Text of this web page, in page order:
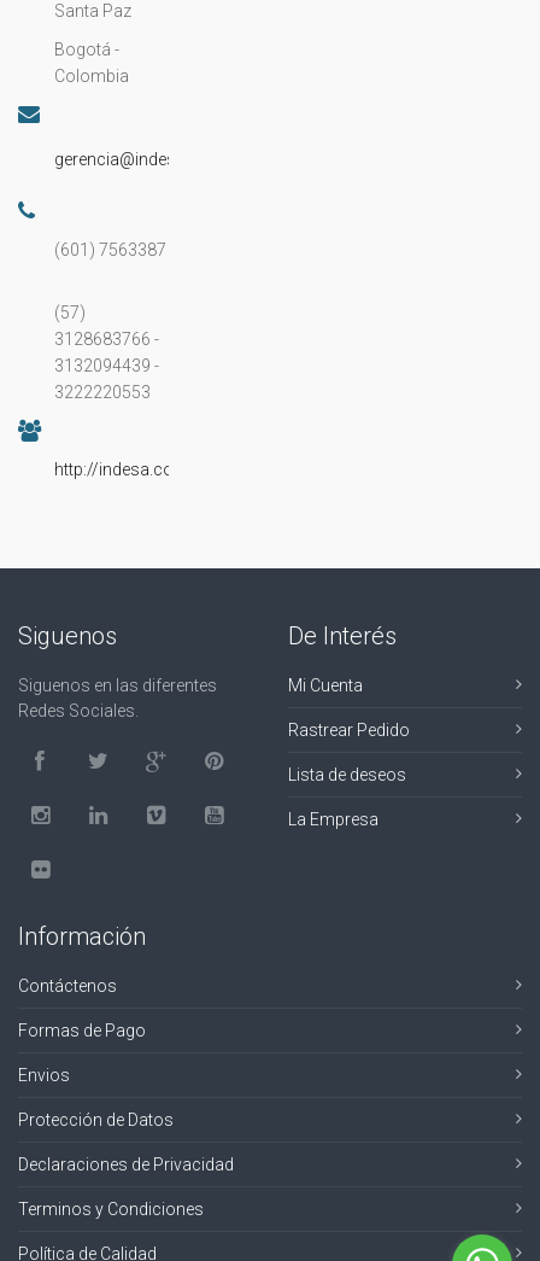
Santa Paz
Bogotá -
Colombia
gerencia@indesa.com.co
(601) 7563387
(57)
3128683766 -
3132094439 -
3222220553
http://indesa.com.co
Siguenos
Siguenos en las diferentes
Redes Sociales.
De Interés
Mi Cuenta
Rastrear Pedido
Lista de deseos
La Empresa
Información
Contáctenos
Formas de Pago
Envios
Protección de Datos
Declaraciones de Privacidad
Terminos y Condiciones
Política de Calidad